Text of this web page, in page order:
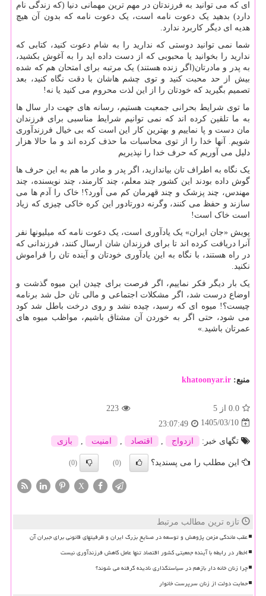
ای که می توانید به فرزندتان در مهم ترین مهمانی دنیا (که زندگی نام
دارد) بدهید یک دعوت نامه است، یک دعوت نامه که بدون آن هیچ
هدیه ای دیگر کاربرد ندارد.
شما نمی توانید دوستی که ندارید را به شام دعوت کنید، کتابی که
ندارید را بخوانید یا محبوبی که از دست داده اید را به آغوش بکشید،
به پدر و مادرتان(اگر زنده هستند) یک مرتبه برای امتحان هم که شده
بیش از حد محبت کنید و توی چشم هاشان با دقت نگاه کنید، بعد
تصمیم بگیرید که خودتان را از این لذت محروم می کنید یا نه!
ما توی شرایط بحرانی جمعیت هستیم، رسانه های جهت دار سال ها
به ما تلقین کرده اند که نمی توانیم شرایط مناسبی برای فرزندان
مان دست و پا نماییم و بهترین کار این است که بی خیال فرزندآوری
شویم. آنها خدا را از توی محاسبات ما حذف کرده اند و ما حالا هزار
دلیل می آوریم که حرف خدا را نپذیریم
یک نگاه به اطراف تان بیاندازید، اگر پدر و مادر ما هم به این حرف ها
گوش داده بودند این کشور چند معلم، چند کارمند، چند نویسنده، چند
مهندس، چند پزشک و چند قهرمان کم می آورد؟! خاک را آدم ها می
سازند و حفظ می کنند، وگرنه دورتادور این کره خاکی چیزی که زیاد
است خاک است!
پویش «جان ایران» یک یادآوری است، یک دعوت نامه که میلیونها نفر
آنرا دریافت کرده اند تا برای فرزندان شان ارسال کنند، فرزندانی که
در راه هستند، با نگاه به این یادآوری خودتان و آینده تان را فراموش
نکنید.
یک بار دیگر فکر نماییم، اگر فرصت برای چیدن این میوه گذشت و
اوضاع درست شد، اگر مشکلات اجتماعی و مالی تان حل شد برنامه
چیست؟! میوه ای که رسید، چیده نشد و روی درخت باطل شد کود
می شود، حتی اگر به خوردن آن مشتاق باشیم، مواظب میوه های
عمرتان باشید.»
منبع: khatoonyar.ir
0.0 از 5
223
1405/03/10
23:07:49
تگهای خبر:
ازدواج اقتصاد امنیت بازی
این مطلب را می پسندید؟ (0)
(0)
X
تازه ترین مطالب مرتبط
عقب ماندگی مزمن پژوهش و توسعه در صنایع بزرگ ایران و ظرفیتهای قانونی برای جبران آن
اخطار در رابطه با آینده جمعیتی کشور اقتصاد تنها عامل کاهش فرزندآوری نیست
چرا زنان خانه دار بازهم در سیاستگذاری نادیده گرفته می شوند؟
حمایت دولت از زنان سرپرست خانوار